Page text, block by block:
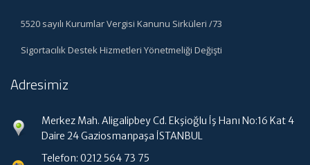
5520 sayılı Kurumlar Vergisi Kanunu Sirküleri /73
Sigortacılık Destek Hizmetleri Yönetmeliği Değişti
Adresimiz
Merkez Mah. Aligalipbey Cd. Ekşioğlu İş Hanı No:16 Kat 4
Daire 24 Gaziosmanpaşa İSTANBUL
Telefon: 0212 564 73 75